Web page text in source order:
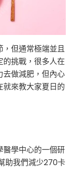
，但通常極端並且
挑戰，很多人在
去做減肥，但內心
來教大家夏日的
醫學中心的一個研
助我們減少270卡